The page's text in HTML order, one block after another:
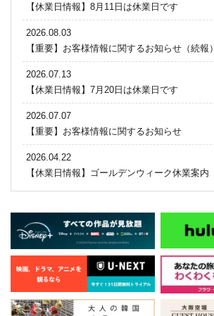
【休業日情報】8月11日は休業日です
2026.08.03
【重要】お客様情報に関するお知らせ（続報）
2026.07.13
【休業日情報】7月20日は休業日です
2026.07.07
【重要】お客様情報に関するお知らせ
2026.04.22
【休業日情報】ゴールデンウィーク休業案内